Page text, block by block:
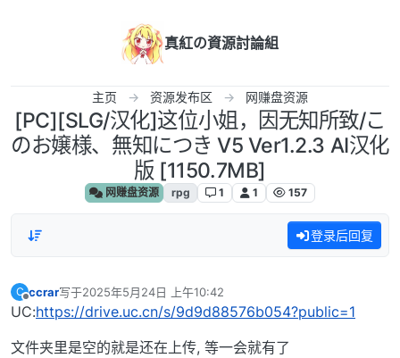
真紅の資源討論組
主页 资源发布区 网赚盘资源
[PC][SLG/汉化]这位小姐，因无知所致/こ
のお嬢様、無知につき V5 Ver1.2.3 AI汉化
版 [1150.7MB]
网赚盘资源 rpg 1 1 157
登录后回复
C
离线
ccrar写于2025年5月24日 上午10:42
最后由 编辑
UC:https://drive.uc.cn/s/9d9d88576b054?public=1
文件夹里是空的就是还在上传, 等一会就有了